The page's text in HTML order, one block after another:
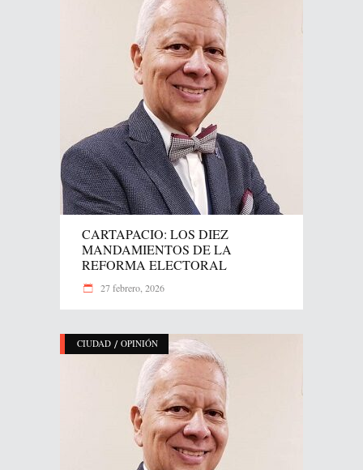
CARTAPACIO: LOS DIEZ
MANDAMIENTOS DE LA
REFORMA ELECTORAL
27 febrero, 2026
CIUDAD / OPINIÓN